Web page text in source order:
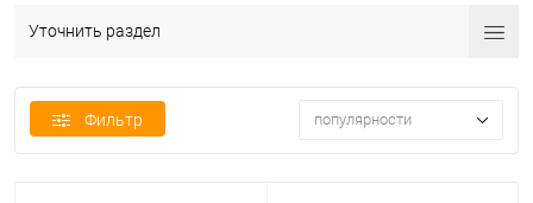
Уточнить раздел
Фильтр популярности